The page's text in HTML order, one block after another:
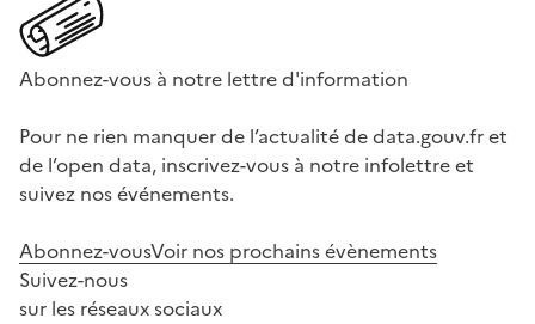
Abonnez-vous à notre lettre d'information
Pour ne rien manquer de l’actualité de data.gouv.fr et
de l’open data, inscrivez-vous à notre infolettre et
suivez nos événements.
Abonnez-vousVoir nos prochains évènements
Suivez-nous
sur les réseaux sociaux